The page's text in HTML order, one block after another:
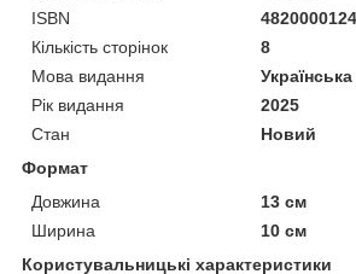
ISBN
Кількість сторінок
8
Мова видання
Українська
Рік видання
2025
Стан
Новий
Формат
Довжина
13 см
Ширина
10 см
Користувальницькі характеристики